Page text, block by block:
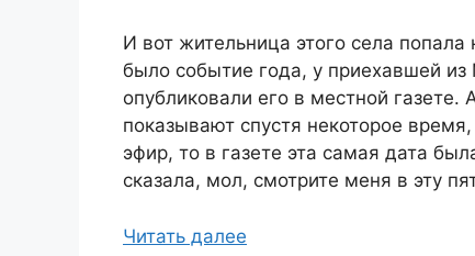
И вот жительница этого села
было событие года, у приехавшей
опубликовали его в местной
показывают спустя некоторое
эфир, то в газете эта самая дата
сказала, мол, смотрите меня в эту
Читать далее